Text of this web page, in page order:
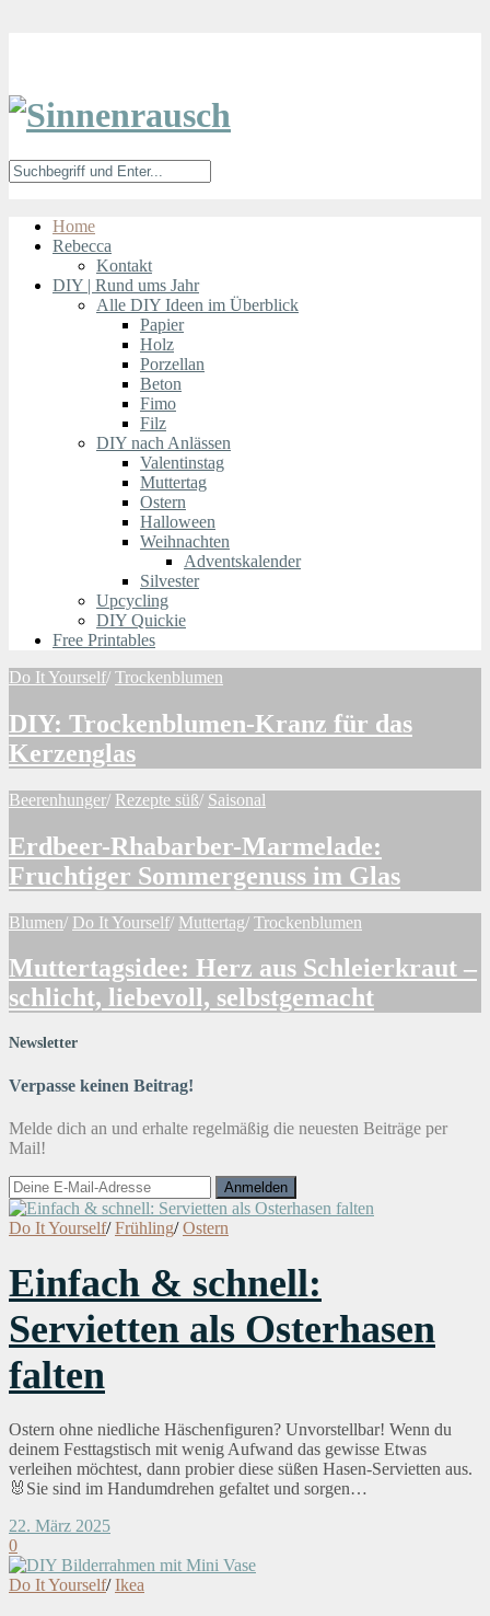
Home
Rebecca
Kontakt
DIY | Rund ums Jahr
Alle DIY Ideen im Überblick
Papier
Holz
Porzellan
Beton
Fimo
Filz
DIY nach Anlässen
Valentinstag
Muttertag
Ostern
Halloween
Weihnachten
Adventskalender
Silvester
Upcycling
DIY Quickie
Free Printables
Do It Yourself/ Trockenblumen
DIY: Trockenblumen-Kranz für das
Kerzenglas
Beerenhunger/ Rezepte süß/ Saisonal
Erdbeer-Rhabarber-Marmelade:
Fruchtiger Sommergenuss im Glas
Blumen/ Do It Yourself/ Muttertag/ Trockenblumen
Muttertagsidee: Herz aus Schleierkraut –
schlicht, liebevoll, selbstgemacht
Newsletter
Verpasse keinen Beitrag!
Melde dich an und erhalte regelmäßig die neuesten Beiträge per
Mail!
Do It Yourself/ Frühling/ Ostern
Einfach & schnell:
Servietten als Osterhasen
falten
Ostern ohne niedliche Häschenfiguren? Unvorstellbar! Wenn du
deinem Festtagstisch mit wenig Aufwand das gewisse Etwas
verleihen möchtest, dann probier diese süßen Hasen-Servietten aus.
🐰Sie sind im Handumdrehen gefaltet und sorgen…
22. März 2025
0
Do It Yourself/ Ikea